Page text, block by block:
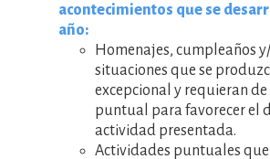
acontecimientos que se
año:
Homenajes, cumpleaños
situaciones que se
excepcional y requieran
puntual para favorecer el
actividad presentada.
Actividades puntuales que